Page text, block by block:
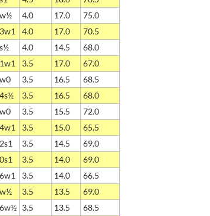
4.0 17.0
75.0
4.0 17.0
70.5
4.0 14.5
68.0
3.5 17.0
67.0
3.5 16.5
68.5
3.5 16.5
68.0
3.5 15.5
72.0
3.5 15.0
65.5
3.5 14.5
69.0
3.5 14.0
69.0
3.5 14.0
66.5
3.5 13.5
69.0
3.5 13.5
68.5